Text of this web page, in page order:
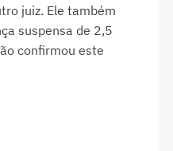
juiz. Ele também
suspensa de 2,5
confirmou este